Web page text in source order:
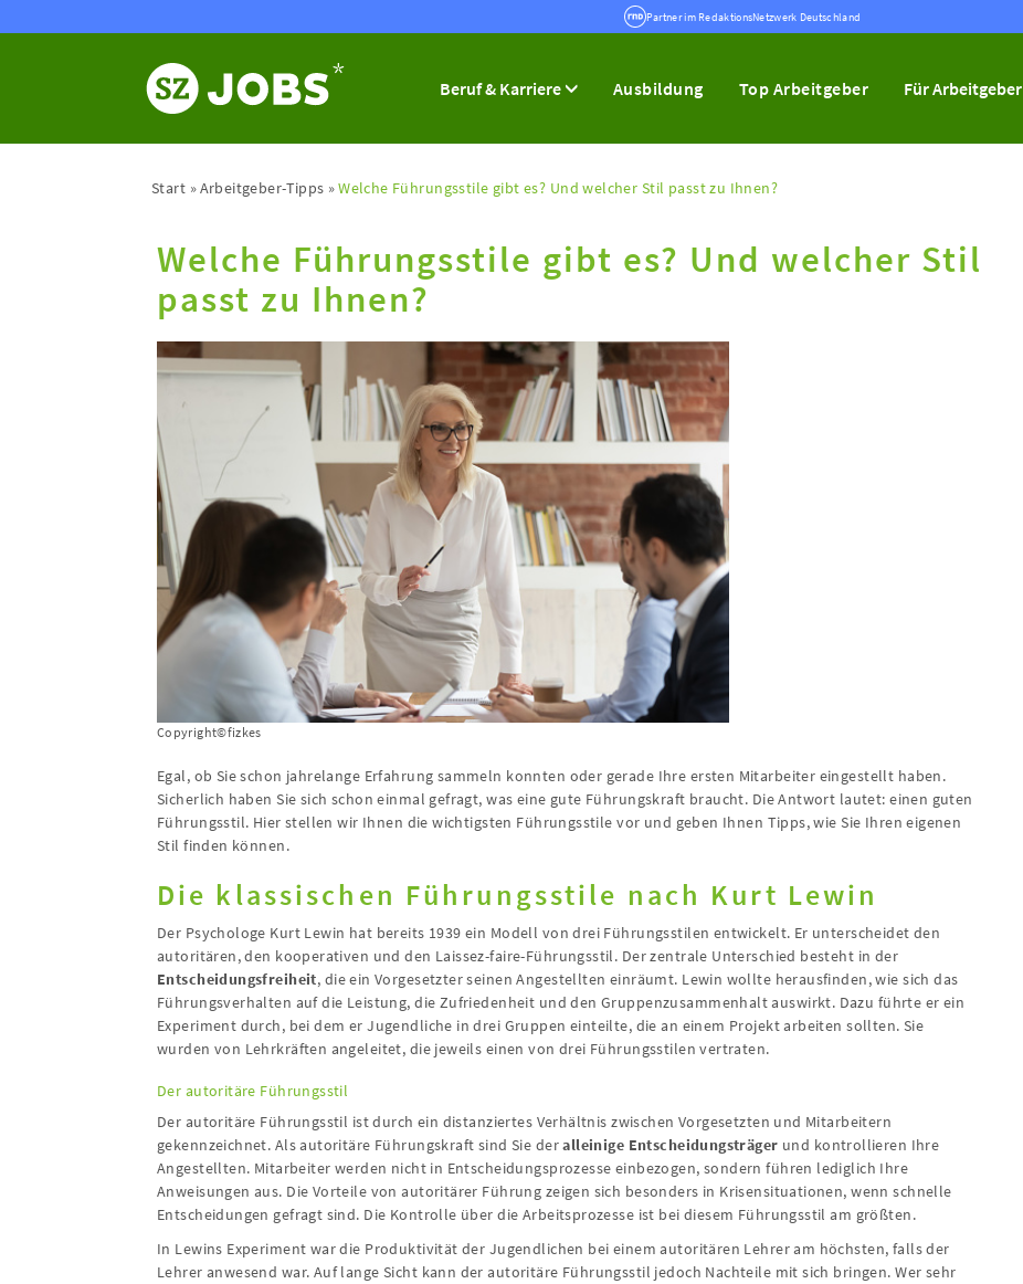
Partner im RedaktionsNetzwerk Deutschland
Beruf & Karriere Ausbildung Top Arbeitgeber Für Arbeitgeber
Start Arbeitgeber-Tipps Welche Führungsstile gibt es? Und welcher Stil passt zu Ihnen?
Welche Führungsstile gibt es? Und welcher Stil
passt zu Ihnen?
Copyright©fizkes
Egal, ob Sie schon jahrelange Erfahrung sammeln konnten oder gerade Ihre ersten Mitarbeiter eingestellt haben.
Sicherlich haben Sie sich schon einmal gefragt, was eine gute Führungskraft braucht. Die Antwort lautet: einen guten
Führungsstil. Hier stellen wir Ihnen die wichtigsten Führungsstile vor und geben Ihnen Tipps, wie Sie Ihren eigenen
Stil finden können.
Die klassischen Führungsstile nach Kurt Lewin
Der Psychologe Kurt Lewin hat bereits 1939 ein Modell von drei Führungsstilen entwickelt. Er unterscheidet den
autoritären, den kooperativen und den Laissez-faire-Führungsstil. Der zentrale Unterschied besteht in der
Entscheidungsfreiheit, die ein Vorgesetzter seinen Angestellten einräumt. Lewin wollte herausfinden, wie sich das
Führungsverhalten auf die Leistung, die Zufriedenheit und den Gruppenzusammenhalt auswirkt. Dazu führte er ein
Experiment durch, bei dem er Jugendliche in drei Gruppen einteilte, die an einem Projekt arbeiten sollten. Sie
wurden von Lehrkräften angeleitet, die jeweils einen von drei Führungsstilen vertraten.
Der autoritäre Führungsstil
Der autoritäre Führungsstil ist durch ein distanziertes Verhältnis zwischen Vorgesetzten und Mitarbeitern
gekennzeichnet. Als autoritäre Führungskraft sind Sie deralleinige Entscheidungsträger und kontrollieren Ihre
Angestellten. Mitarbeiter werden nicht in Entscheidungsprozesse einbezogen, sondern führen lediglich Ihre
Anweisungen aus. Die Vorteile von autoritärer Führung zeigen sich besonders in Krisensituationen, wenn schnelle
Entscheidungen gefragt sind. Die Kontrolle über die Arbeitsprozesse ist bei diesem Führungsstil am größten.
In Lewins Experiment war die Produktivität der Jugendlichen bei einem autoritären Lehrer am höchsten, falls der
Lehrer anwesend war. Auf lange Sicht kann der autoritäre Führungsstil jedoch Nachteile mit sich bringen. Wer sehr